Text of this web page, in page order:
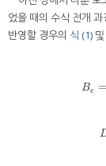
었을 때의 수식 전개
반영할 경우의 식 (1) 및
Be =